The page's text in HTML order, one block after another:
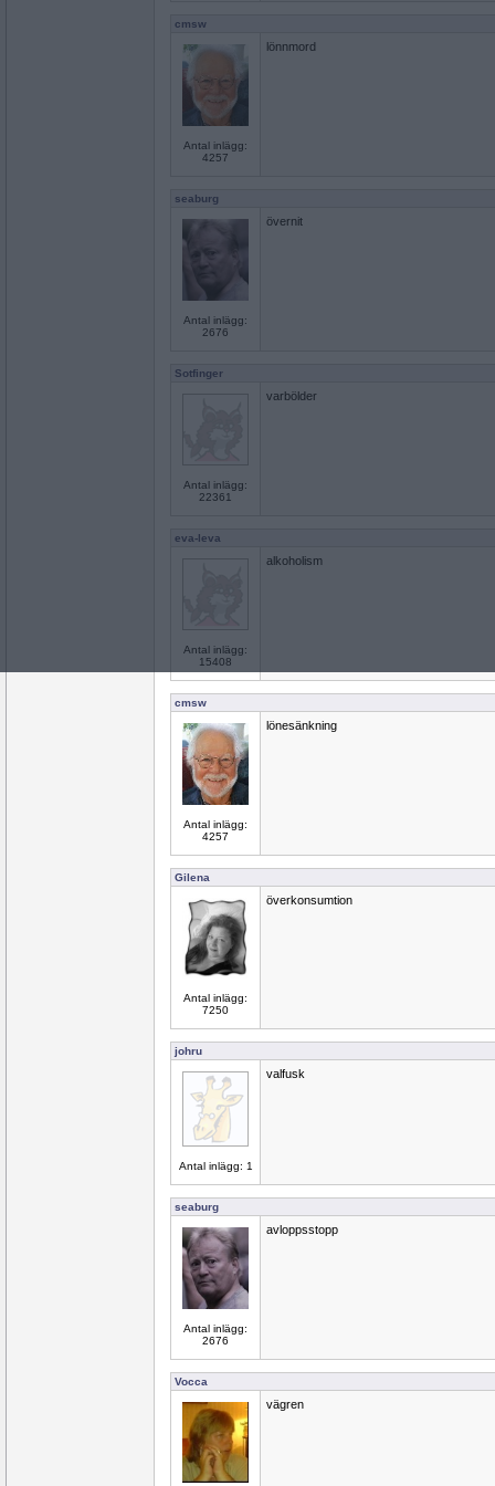
cmsw
Antal inlägg:
4257
lönnmord
seaburg
Antal inlägg:
2676
övernit
Sotfinger
Antal inlägg:
22361
varbölder
eva-leva
Antal inlägg:
15408
alkoholism
cmsw
Antal inlägg:
4257
lönesänkning
Gilena
Antal inlägg:
7250
överkonsumtion
johru
Antal inlägg: 1
valfusk
seaburg
Antal inlägg:
2676
avloppsstopp
Vocca
vägren